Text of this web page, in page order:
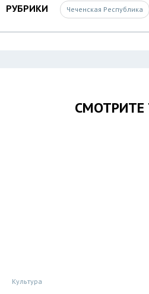
РУБРИКИ Чеченская Республика
СМОТРИТЕ
Культура